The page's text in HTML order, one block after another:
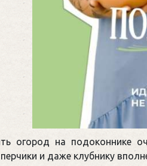
огород на подоконнике
и даже клубнику